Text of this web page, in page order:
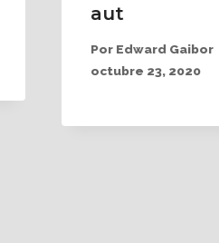
aut
Por Edward Gaibor
octubre 23, 2020